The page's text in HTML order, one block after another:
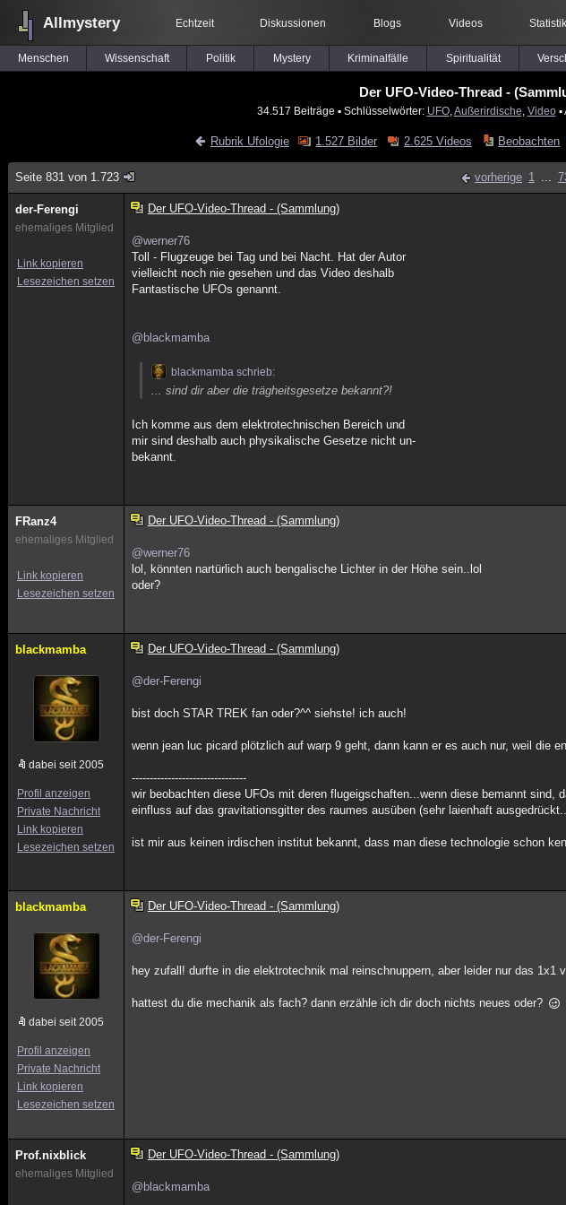
Allmystery Echtzeit Diskussionen Blogs Videos
Menschen Wissenschaft Politik Mystery Kriminalfälle Spiritualität
Der UFO-Video-Thread -
34.517 Beiträge ▪ Schlüsselwörter: UFO, Außerirdische Video▪
Rubrik Ufologie 1.527 Bilder 2.625 Videos Beobachten
Seite 831 von 1.723 vorherige 1 ...
der-Ferengi
ehemaliges Mitglied
Link kopieren
Lesezeichen setzen
Der UFO-Video-Thread - (Sammlung)
@werner76
Toll - Flugzeuge bei Tag und bei Nacht. Hat der Autor
vielleicht noch nie gesehen und das Video deshalb
Fantastische UFOs genannt.
@blackmamba
blackmamba schrieb:
... sind dir aber die trägheitsgesetze bekannt?!
Ich komme aus dem elektrotechnischen Bereich und
mir sind deshalb auch physikalische Gesetze nicht un-
bekannt.
FRanz4
ehemaliges Mitglied
Link kopieren
Lesezeichen setzen
Der UFO-Video-Thread - (Sammlung)
@werner76
lol, könnten nartürlich auch bengalische Lichter in der Höhe sein..lol
oder?
blackmamba
dabei seit 2005
Profil anzeigen
Private Nachricht
Link kopieren
Lesezeichen setzen
Der UFO-Video-Thread - (Sammlung)
@der-Ferengi
bist doch STAR TREK fan oder?^^ siehste! ich auch!
wenn jean luc picard plötzlich auf warp 9 geht, dann kann er es auch nur, weil die
--------------------------------
wir beobachten diese UFOs mit deren flugeigschaften...wenn diese bemannt
einfluss auf das gravitationsgitter des raumes ausüben (sehr laienhaft
ist mir aus keinen irdischen institut bekannt, dass man diese technologie schon
blackmamba
dabei seit 2005
Profil anzeigen
Private Nachricht
Link kopieren
Lesezeichen setzen
Der UFO-Video-Thread - (Sammlung)
@der-Ferengi
hey zufall! durfte in die elektrotechnik mal reinschnuppern, aber leider nur das 1x1
hattest du die mechanik als fach? dann erzähle ich dir doch nichts neues oder?
Prof.nixblick
ehemaliges Mitglied
Der UFO-Video-Thread - (Sammlung)
@blackmamba